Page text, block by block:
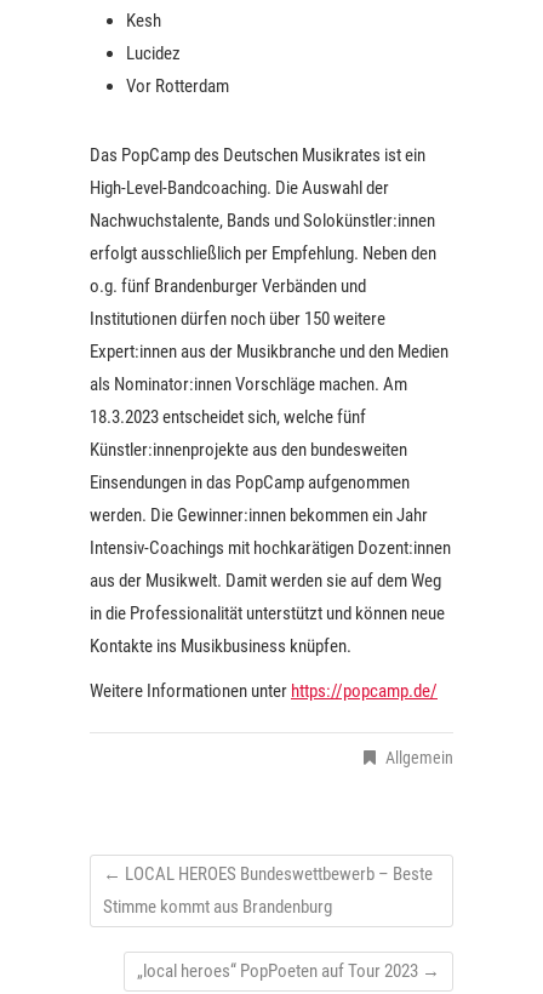
Kesh
Lucidez
Vor Rotterdam
Das PopCamp des Deutschen Musikrates ist ein
High-Level-Bandcoaching. Die Auswahl der
Nachwuchstalente, Bands und Solokünstler:innen
erfolgt ausschließlich per Empfehlung. Neben den
o.g. fünf Brandenburger Verbänden und
Institutionen dürfen noch über 150 weitere
Expert:innen aus der Musikbranche und den Medien
als Nominator:innen Vorschläge machen. Am
18.3.2023 entscheidet sich, welche fünf
Künstler:innenprojekte aus den bundesweiten
Einsendungen in das PopCamp aufgenommen
werden. Die Gewinner:innen bekommen ein Jahr
Intensiv-Coachings mit hochkarätigen Dozent:innen
aus der Musikwelt. Damit werden sie auf dem Weg
in die Professionalität unterstützt und können neue
Kontakte ins Musikbusiness knüpfen.
Weitere Informationen unter https://popcamp.de/
Allgemein
← LOCAL HEROES Bundeswettbewerb – Beste
Stimme kommt aus Brandenburg
„local heroes“ PopPoeten auf Tour 2023 →